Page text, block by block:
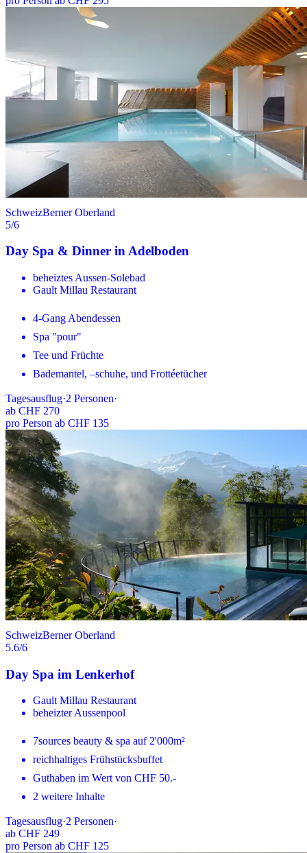
SchweizBerner Oberland
5/6
Day Spa & Dinner in Adelboden
beheiztes Aussen-Solebad
Gault Millau Restaurant
4-Gang Abendessen
Spa "pour"
Tee und Früchte
Bademantel, –schuhe, und Frottéetücher
Tagesausflug·2 Personen·
ab CHF 270
pro Person ab CHF 135
SchweizBerner Oberland
5.6/6
Day Spa im Lenkerhof
Gault Millau Restaurant
beheizter Aussenpool
7sources beauty & spa auf 2'000m²
reichhaltiges Frühstücksbuffet
Guthaben im Wert von CHF 50.-
2 weitere Inhalte
Tagesausflug·2 Personen·
ab CHF 249
pro Person ab CHF 125